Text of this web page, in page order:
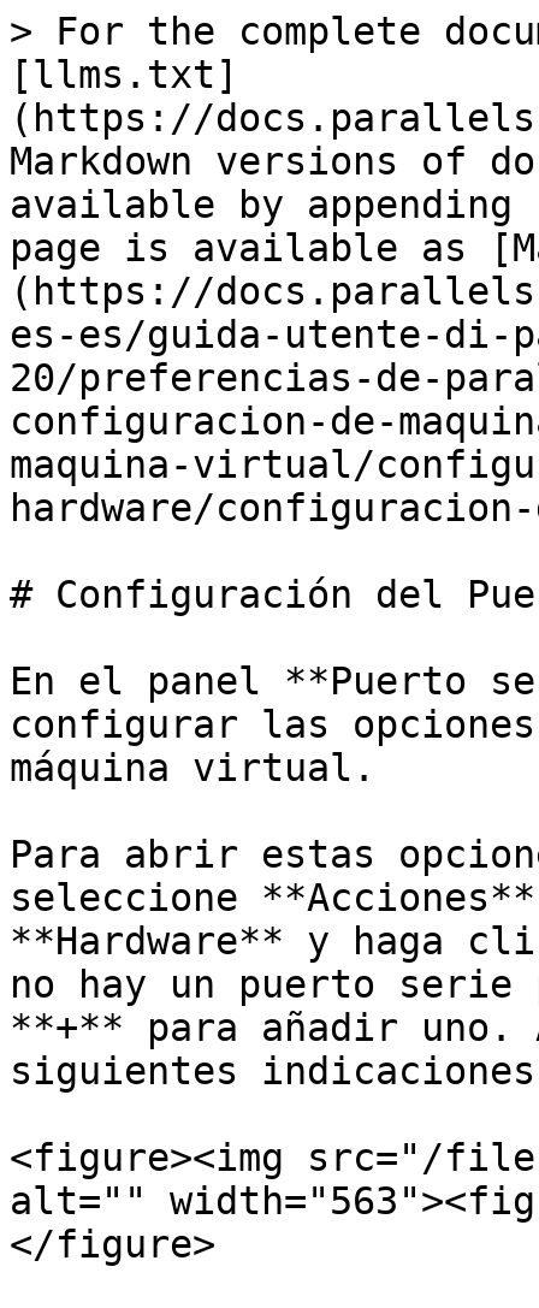
> For the complete
[llms.txt]
(https://
Markdown versions of
available by
page is available as
(https://
es-es/guida-utente-di-
20/preferencias-de-
configuracion-de-
maquina-virtual/
hardware/
# Configuración del
En el panel **Puerto
configurar las
máquina virtual.
Para abrir estas
seleccione
**Hardware** y haga
no hay un puerto
**+** para añadir
siguientes
<figure><img src="/files/
alt=""
</figure>